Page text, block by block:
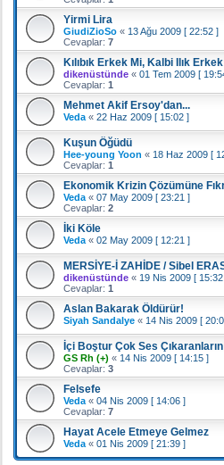
Yirmi Lira
GiudiZioSo « 13 Ağu 2009 [ 22:52 ]
Cevaplar: 7
Kılıbık Erkek Mi, Kalbi Ilık
dikenüstünde « 01 Tem 2009 [
Cevaplar: 1
Mehmet Akif Ersoy'dan...
Veda « 22 Haz 2009 [ 15:02 ]
Kuşun Öğüdü
Hee-young Yoon « 18 Haz 2009 [
Cevaplar: 1
Ekonomik Krizin Çözümüne
Veda « 07 May 2009 [ 23:21 ]
Cevaplar: 2
İki Köle
Veda « 02 May 2009 [ 12:21 ]
MERSİYE-İ ZAHİDE / Sibel
dikenüstünde « 19 Nis 2009 [ 15:32
Cevaplar: 1
Aslan Bakarak Öldürür!
Siyah Sandalye « 14 Nis 2009 [
İçi Boştur Çok Ses Çıkaranların
GS Rh (+) « 14 Nis 2009 [ 14:15 ]
Cevaplar: 3
Felsefe
Veda « 04 Nis 2009 [ 14:06 ]
Cevaplar: 7
Hayat Acele Etmeye Gelmez
Veda « 01 Nis 2009 [ 21:39 ]